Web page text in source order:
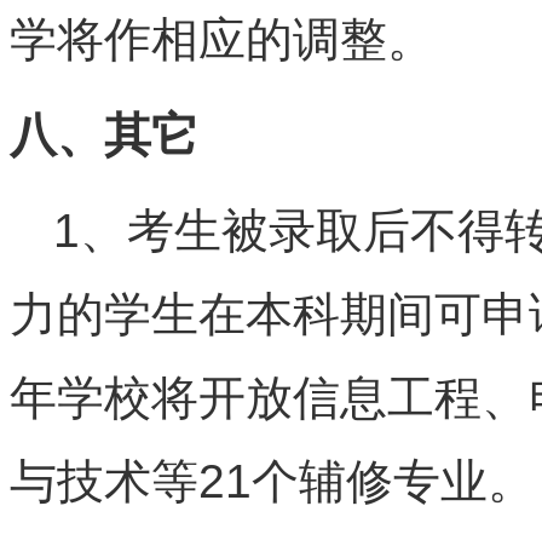
学将作相应的调整。
八、其它
1、考生被录取后不得
力的学生在本科期间可
年学校将开放信息工程
与技术等21个辅修专业。